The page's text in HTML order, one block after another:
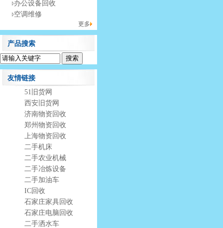
办公设备回收
空调维修
更多
产品搜索
友情链接
51旧货网
西安旧货网
济南物资回收
郑州物资回收
上海物资回收
二手机床
二手农业机械
二手冶炼设备
二手加油车
IC回收
石家庄家具回收
石家庄电脑回收
二手洒水车